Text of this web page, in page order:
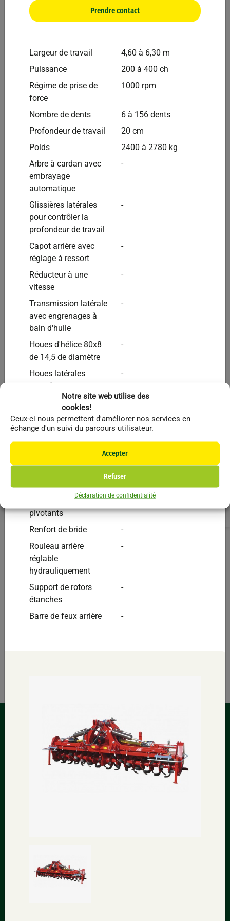
Notre site web utilise des
cookies!
Ceux-ci nous permettent d'améliorer nos services en
échange d'un suivi du parcours utilisateur.
Accepter
Refuser
Déclaration de confidentialité
Breviglieri
Broyeur BREVI S 18R = Turbo 180 2.80m
Broyeur BREVI S 12Z 2.50m
Prendre contact
Largeur de travail
4,60 à 6,30 m
Puissance
200 à 400 ch
Régime de prise de
force
1000 rpm
Nombre de dents
6 à 156 dents
Profondeur de travail
20 cm
Poids
2400 à 2780 kg
Arbre à cardan avec
embrayage
automatique
-
Glissières latérales
pour contrôler la
profondeur de travail
-
Capot arrière avec
réglage à ressort
-
Réducteur à une
vitesse
-
Transmission latérale
avec engrenages à
bain d'huile
-
Houes d'hélice 80x8
de 14,5 de diamètre
-
Houes latérales
tournées vers
l'extérieur
-
Rotor rond plein de
108 de diamètre
Fermeture/ouverture
hydrauliques
-
Accesoires inférieurs
pivotants
-
Renfort de bride
-
Rouleau arrière
réglable
hydrauliquement
-
Support de rotors
étanches
-
Barre de feux arrière -
Contactez-nous
Sur la Forêt, 16 – 5340 SORÉE (Belgique)